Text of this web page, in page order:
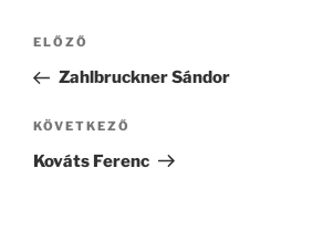
Bejegyzés
Korábbi
bejegyzés
ELŐZŐ
Zahlbruckner Sándor
Következő
bejegyzés
KÖVETKEZŐ
Kováts Ferenc